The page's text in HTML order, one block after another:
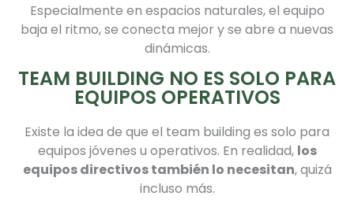
Especialmente en espacios naturales, el equipo
baja el ritmo, se conecta mejor y se abre a nuevas
dinámicas.
TEAM BUILDING NO ES SOLO PARA
EQUIPOS OPERATIVOS
Existe la idea de que el team building es solo para
equipos jóvenes u operativos. En realidad, los
equipos directivos también lo necesitan, quizá
incluso más.